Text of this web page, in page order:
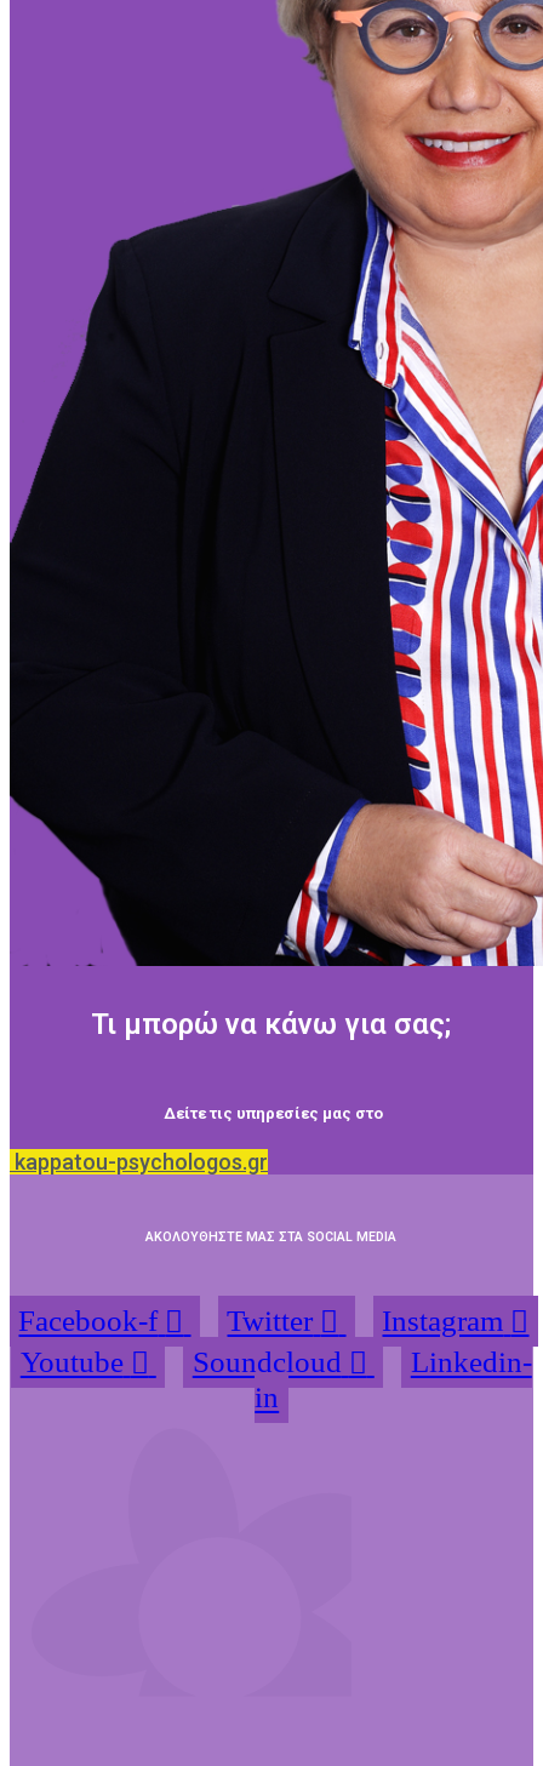
Τι μπορώ να κάνω για σας;
Δείτε τις υπηρεσίες μας στο
kappatou-psychologos.gr
ΑΚΟΛΟΥΘΗΣΤΕ ΜΑΣ ΣΤΑ SOCIAL MEDIA
Facebook-f Twitter
Instagram
Youtube
Soundcloud
Linkedin-
in